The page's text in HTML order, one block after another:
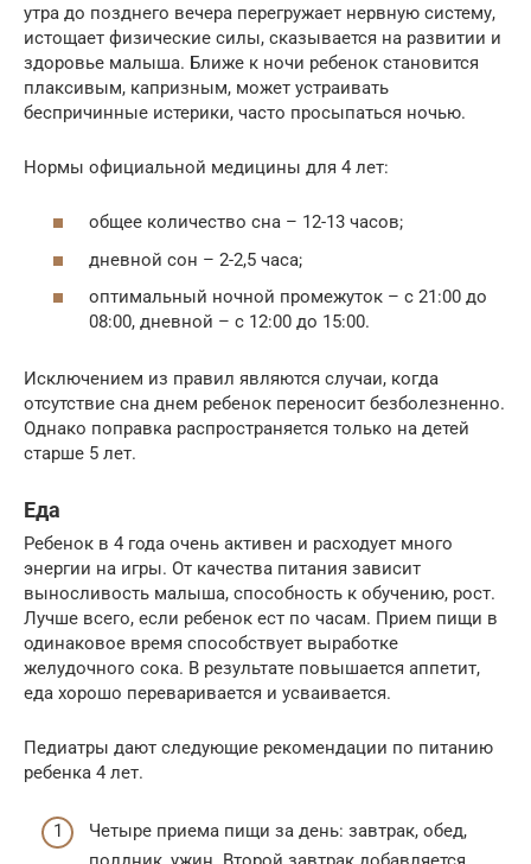
утра до позднего вечера перегружает нервную систему,
истощает физические силы, сказывается на развитии и
здоровье малыша. Ближе к ночи ребенок становится
плаксивым, капризным, может устраивать
беспричинные истерики, часто просыпаться ночью.
Нормы официальной медицины для 4 лет:
общее количество сна – 12-13 часов;
дневной сон – 2-2,5 часа;
оптимальный ночной промежуток – с 21:00 до
08:00, дневной – с 12:00 до 15:00.
Исключением из правил являются случаи, когда
отсутствие сна днем ребенок переносит безболезненно.
Однако поправка распространяется только на детей
старше 5 лет.
Еда
Ребенок в 4 года очень активен и расходует много
энергии на игры. От качества питания зависит
выносливость малыша, способность к обучению, рост.
Лучше всего, если ребенок ест по часам. Прием пищи в
одинаковое время способствует выработке
желудочного сока. В результате повышается аппетит,
еда хорошо переваривается и усваивается.
Педиатры дают следующие рекомендации по питанию
ребенка 4 лет.
Четыре приема пищи за день: завтрак, обед,